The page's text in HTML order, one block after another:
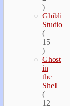
)
Ghibli
Studio
(
15
)
Ghost
in
the
Shell
(
12